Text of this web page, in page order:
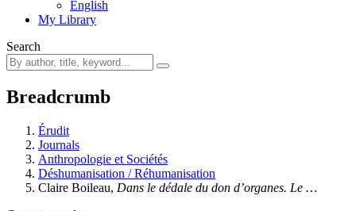
English
My Library
Search
Breadcrumb
Érudit
Journals
Anthropologie et Sociétés
Déshumanisation / Réhumanisation
Claire Boileau, Dans le dédale du don d’organes. Le …